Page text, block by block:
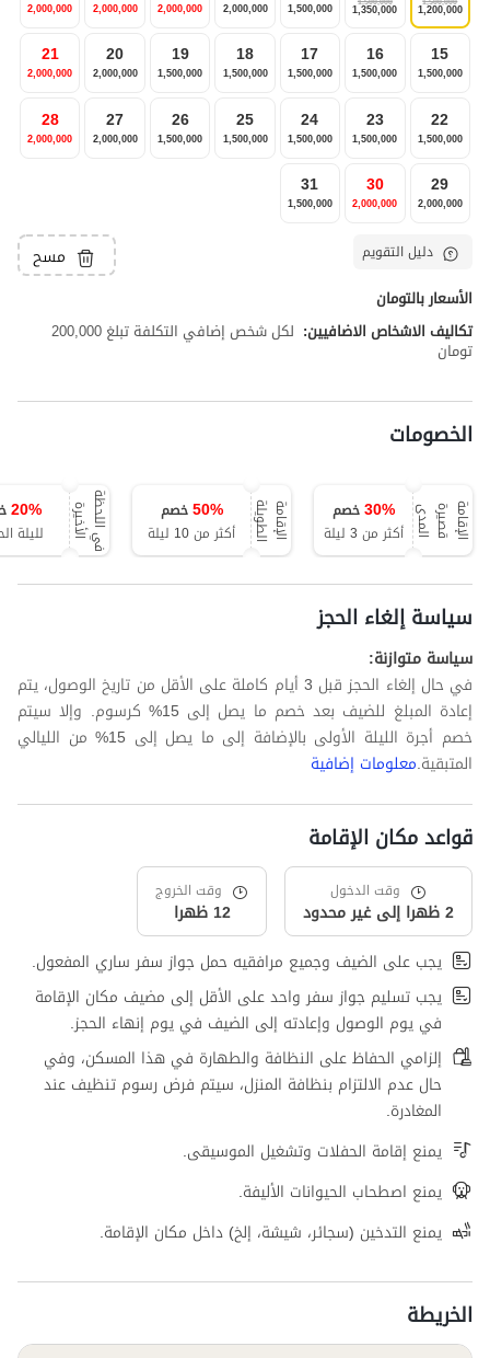
1,200,000
1,350,000
1,500,000
2,000,000
2,000,000
2,000,000
2,000,000
15
1,500,000
16
1,500,000
17
1,500,000
18
1,500,000
19
1,500,000
20
2,000,000
21
2,000,000
22
1,500,000
23
1,500,000
24
1,500,000
25
1,500,000
26
1,500,000
27
2,000,000
28
2,000,000
29
2,000,000
30
2,000,000
31
1,500,000
دليل التقويم مسح
الأسعار بالتومان
تكاليف الاشخاص الاضافيين:
لكل شخص إضافي التكلفة تبلغ 200,000
تومان
الخصومات
ا
ل
إ
ق
ا
م
ة
ق
ص
ي
ر
ة
ا
ل
م
د ى 30%
خصم
أكثر من 3 ليلة
ا
ل
إ
ق
ا
م
ة
ا
ل
ط
و
ي
لة 50%
خصم
أكثر من 10 ليلة
ف
ي
ا
ل
ل
ح
ظ
ة
ا
ل
أ
خ
ي
رة 20%
لليلة
سياسة إلغاء الحجز
سياسة متوازنة:
في حال إلغاء الحجز قبل 3 أيام كاملة على الأقل من تاريخ الوصول، يتم
إعادة المبلغ للضيف بعد خصم ما يصل إلى 15% كرسوم. وإلا سيتم
خصم أجرة الليلة الأولى بالإضافة إلى ما يصل إلى 15% من الليالي
المتبقية.معلومات إضافية
قواعد مكان الإقامة
وقت الدخول
2 ظهرا إلى غير محدود
وقت الخروج
12 ظهرا
يجب على الضيف وجميع مرافقيه حمل جواز سفر ساري المفعول.
يجب تسليم جواز سفر واحد على الأقل إلى مضيف مكان الإقامة
في يوم الوصول وإعادته إلى الضيف في يوم إنهاء الحجز.
إلزامي الحفاظ على النظافة والطهارة في هذا المسكن، وفي
حال عدم الالتزام بنظافة المنزل، سيتم فرض رسوم تنظيف عند
المغادرة.
يمنع إقامة الحفلات وتشغيل الموسيقى.
يمنع اصطحاب الحيوانات الأليفة.
يمنع التدخين (سجائر، شيشة، إلخ) داخل مكان الإقامة.
الخريطة